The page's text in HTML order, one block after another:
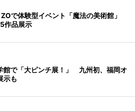
で体験型イベント「魔法の美術館」
作品展示
館で「大ピンチ展！」 九州初、福岡オ
示も